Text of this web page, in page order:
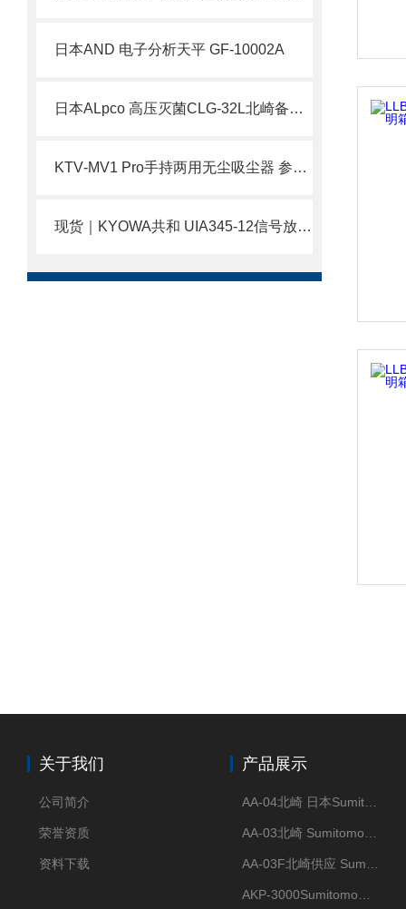
日本AND 电子分析天平 GF-10002A
日本ALpco 高压灭菌CLG-32L北崎备库销售
KTV‑MV1 Pro手持两用无尘吸尘器 参数用途
现货｜KYOWA共和 UIA345-12信号放大模块 简介
关于我们
公司简介
荣誉资质
资料下载
产品展示